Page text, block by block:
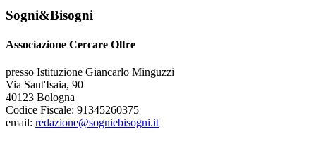
Sogni&Bisogni
Associazione Cercare Oltre
presso Istituzione Giancarlo Minguzzi
Via Sant'Isaia, 90
40123 Bologna
Codice Fiscale: 91345260375
email: redazione@sogniebisogni.it